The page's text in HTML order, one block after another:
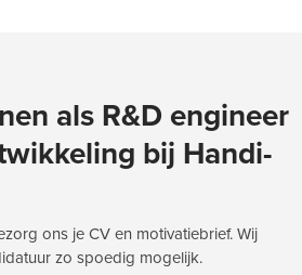
als R&D engineer
bij Handi-
ons je CV en motivatiebrief. Wij
zo spoedig mogelijk.